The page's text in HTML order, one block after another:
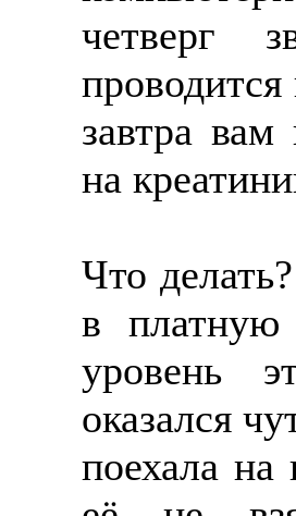
четверг
проводится
завтра вам
на
Что
в платную
уровень
оказался
поехала